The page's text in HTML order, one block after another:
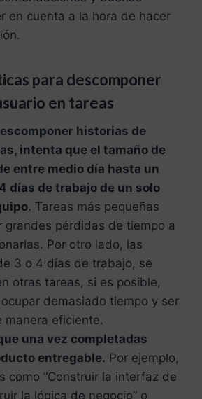
en cuenta a la hora de hacer
para descomponer
en tareas
historias de
intenta que el tamaño de
entre medio día hasta un
días de trabajo de un solo
Tareas más pequeñas
grandes pérdidas de tiempo a
Por otro lado, las
3 o 4 días de trabajo, se
otras tareas, si es posible,
demasiado tiempo y ser
manera eficiente.
una vez completadas
entregable. Por ejemplo,
como “Construir la interfaz de
la lógica de negocio” o